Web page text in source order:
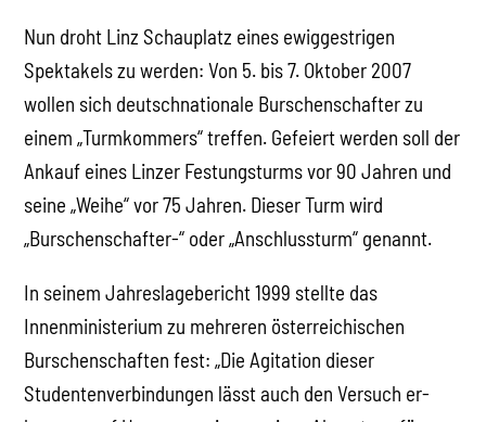
Nun droht Linz Schauplatz eines ewiggestrigen
Spektakels zu werden: Von 5. bis 7. Oktober 2007
wollen sich deutschnationale Burschenschafter zu
einem „Turmkommers“ treffen. Gefeiert werden soll der
Ankauf eines Linzer Festungsturms vor 90 Jahren und
seine „Weihe“ vor 75 Jahren. Dieser Turm wird
„Burschenschafter-“ oder „Anschlussturm“ genannt.
In seinem Jahreslagebericht 1999 stellte das
Innenministerium zu mehreren österreichischen
Burschenschaften fest: „Die Agitation dieser
Studentenverbindungen lässt auch den Versuch er-